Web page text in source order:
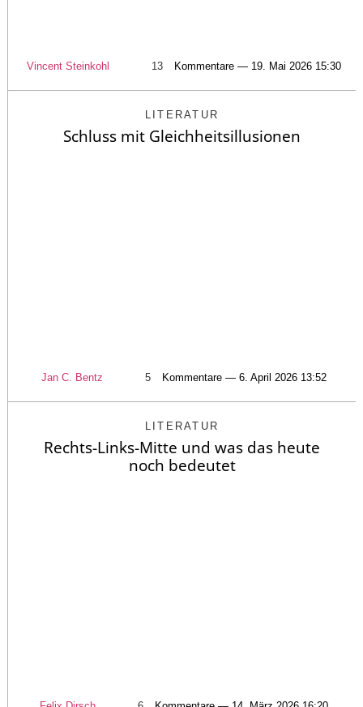
Vincent Steinkohl 13 Kommentare — 19. Mai 2026 15:30
LITERATUR
Schluss mit Gleichheitsillusionen
Jan C. Bentz 5 Kommentare — 6. April 2026 13:52
LITERATUR
Rechts-Links-Mitte und was das heute
noch bedeutet